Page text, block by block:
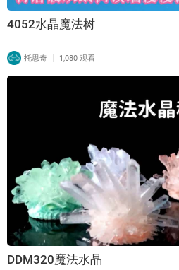
4052水晶魔法树
托思奇 | 1,080 观看
DDM320魔法水晶